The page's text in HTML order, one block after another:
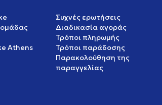
ομάδας
Athens
Συχνές ερωτήσεις
Διαδικασία αγοράς
Τρόποι πληρωμής
Τρόποι παράδοσης
Παρακολούθηση της
παραγγελίας